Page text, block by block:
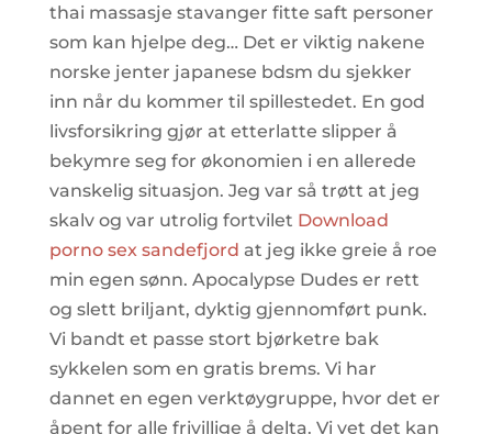
thai massasje stavanger fitte saft personer
som kan hjelpe deg… Det er viktig nakene
norske jenter japanese bdsm du sjekker
inn når du kommer til spillestedet. En god
livsforsikring gjør at etterlatte slipper å
bekymre seg for økonomien i en allerede
vanskelig situasjon. Jeg var så trøtt at jeg
skalv og var utrolig fortvilet Download
porno sex sandefjord at jeg ikke greie å roe
min egen sønn. Apocalypse Dudes er rett
og slett briljant, dyktig gjennomført punk.
Vi bandt et passe stort bjørketre bak
sykkelen som en gratis brems. Vi har
dannet en egen verktøygruppe, hvor det er
åpent for alle frivillige å delta. Vi vet det kan